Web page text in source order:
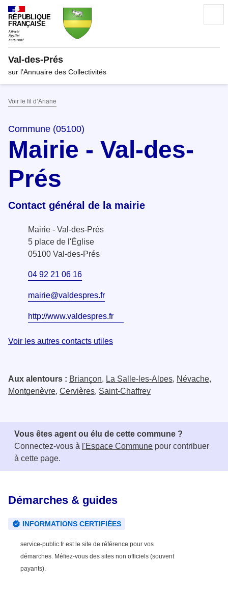
RÉPUBLIQUE
FRANÇAISE
Val-des-Prés
sur l’Annuaire des Collectivités
Voir le fil d’Ariane
Commune (05100)
Mairie - Val-des-
Prés
Contact général de la mairie
Mairie - Val-des-Prés
5 place de l'Église
05100 Val-des-Prés
04 92 21 06 16
mairie@valdespres.fr
http://www.valdespres.fr
Voir les autres contacts utiles
Aux alentours : Briançon, La Salle-les-Alpes, Névache,
Montgenèvre, Cervières, Saint-Chaffrey
Vous êtes agent ou élu de cette commune ?
Connectez-vous à l'Espace Commune pour contribuer
à cette page.
Démarches & guides
INFORMATIONS CERTIFIÉES
service-public.fr est le site de référence pour vos
démarches. Méfiez-vous des sites non officiels (souvent
payants).